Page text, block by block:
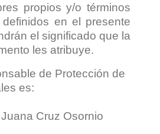
propios y/o términos
definidos en el presente
el significado que la
les atribuye.
de Protección de
es:
Cruz Osornio